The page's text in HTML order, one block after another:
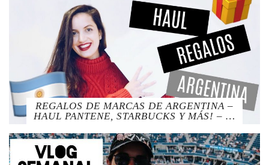
REGALOS DE MARCAS DE ARGENTINA –
HAUL PANTENE, STARBUCKS Y MÁS! – …